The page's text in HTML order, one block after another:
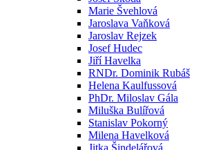
Marie Švehlová
Jaroslava Vaňková
Jaroslav Rejzek
Josef Hudec
Jiří Havelka
RNDr. Dominik Rubáš
Helena Kaulfussová
PhDr. Miloslav Gála
Miluška Bulířová
Stanislav Pokorný
Milena Havelková
Jitka Šindelářová